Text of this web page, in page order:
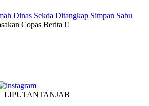
Dinas Sekda Ditangkap Simpan Sabu
Copas Berita !!
LIPUTANTANJAB